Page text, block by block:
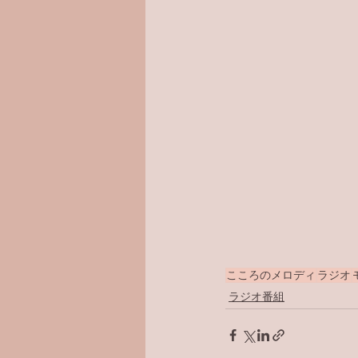
こころのメロディ ラジオ
ラジオ番組